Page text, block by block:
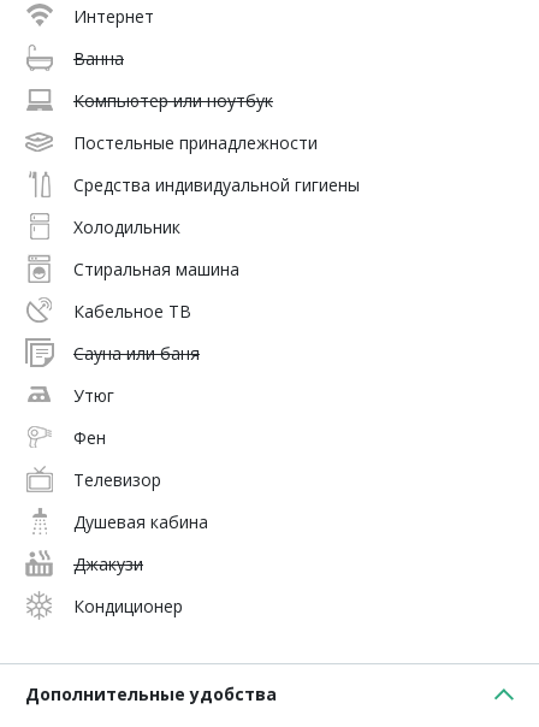
Интернет
Ванна
Компьютер или ноутбук
Постельные принадлежности
Средства индивидуальной гигиены
Холодильник
Стиральная машина
Кабельное ТВ
Сауна или баня
Утюг
Фен
Телевизор
Душевая кабина
Джакузи
Кондиционер
Дополнительные удобства